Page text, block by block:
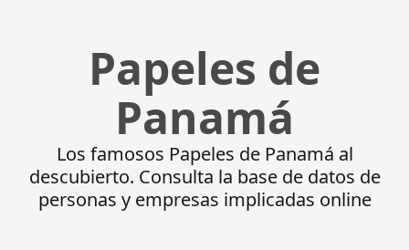
Papeles de
Panamá
Los famosos Papeles de Panamá al
descubierto. Consulta la base de datos de
personas y empresas implicadas online